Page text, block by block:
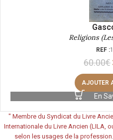
Religions
REF :
60.00€
AJOUTER
En
" Membre du Syndicat du Livre
Internationale du Livre Ancien (LILA,
selon les usages de la